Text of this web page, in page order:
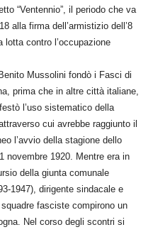
“Ventennio”, il periodo che va
alla firma dell’armistizio dell’8
contro l’occupazione
Mussolini fondò i Fasci di
prima che in altre città italiane,
l’uso sistematico della
cui avrebbe raggiunto il
l’avvio della stagione dello
novembre 1920. Mentre era in
della giunta comunale
1947), dirigente sindacale e
fasciste compirono un
Nel corso degli scontri si